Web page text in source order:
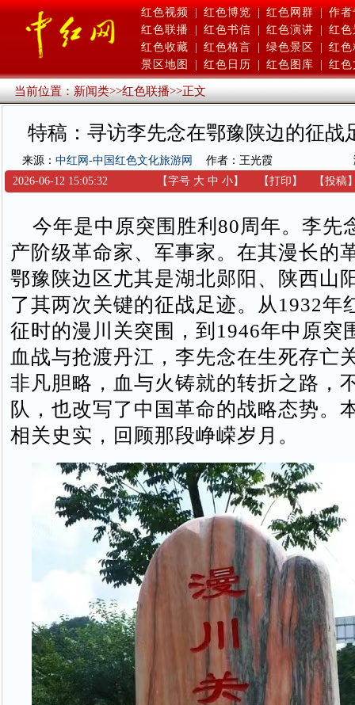
红色视频 | 红色博览 | 红色网群 | 作者
红色联播
红色书信 红色演讲
红色
红色收藏
红色格言 绿色景区
红色
景区地图
红色日历 红色图库 红色
当前位置：新闻类>>红色联播>>正文
特稿：寻访李先念在鄂豫陕边的征战
来源： 中红网-中国红色文化旅游网 作者：王光霞
2026-06-12 15:05:32
【字号 大 中 小】 【打印 】 【投稿
今年是中原突围胜利80周年。李先
产阶级革命家、军事家。在其漫长的
鄂豫陕边区尤其是湖北郧阳、陕西山
了其两次关键的征战足迹。从1932年
征时的漫川关突围，到1946年中原突
血战与抢渡丹江，李先念在生死存亡
非凡胆略，血与火铸就的转折之路，
队，也改写了中国革命的战略态势。
相关史实，回顾那段峥嵘岁月。